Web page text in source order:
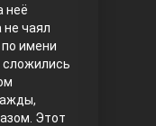
неё
чаял
по имени
сложились
Этот